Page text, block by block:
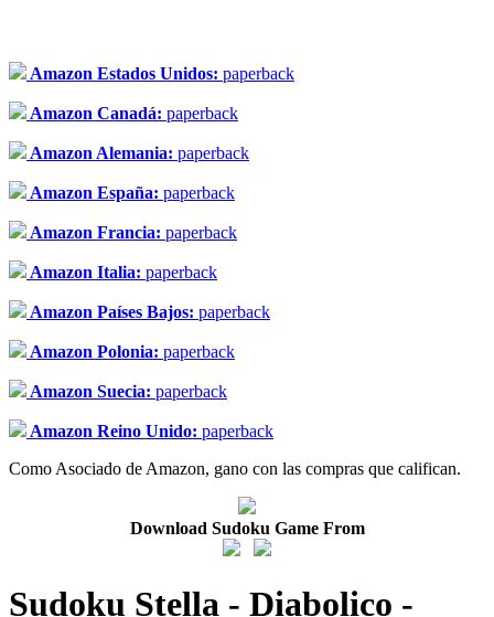
Amazon Estados Unidos: paperback
Amazon Canadá: paperback
Amazon Alemania: paperback
Amazon España: paperback
Amazon Francia: paperback
Amazon Italia: paperback
Amazon Países Bajos: paperback
Amazon Polonia: paperback
Amazon Suecia: paperback
Amazon Reino Unido: paperback
Como Asociado de Amazon, gano con las compras que califican.
Download Sudoku Game From
Sudoku Stella - Diabolico -